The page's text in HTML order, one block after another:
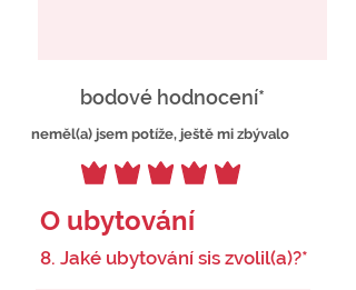
bodové hodnocení*
neměl(a) jsem potíže, ještě mi zbývalo
O ubytování
8. Jaké ubytování sis zvolil(a)?*